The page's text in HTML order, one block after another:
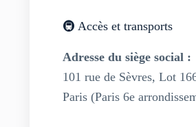
🚇 Accès et transports
Adresse du siège social :
101 rue de Sèvres, Lot
Paris (Paris 6e